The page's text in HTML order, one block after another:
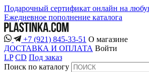
Подарочный сертификат онлайн на
Ежедневное пополнение каталога
+7 (921) 845-33-51 О магазине
ДОСТАВКА И ОПЛАТА Войти
LP CD Под заказ
Поиск по каталогу